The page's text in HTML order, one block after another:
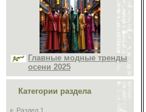
Главные модные тренды
осени 2025
Категории раздела
Раздел 1